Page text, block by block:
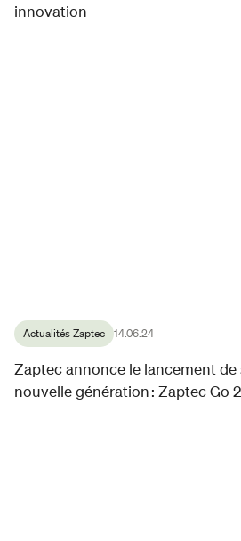
innovation
Actualités Zaptec 14.06.24
Zaptec annonce le lancement
nouvelle génération : Zaptec Go 2